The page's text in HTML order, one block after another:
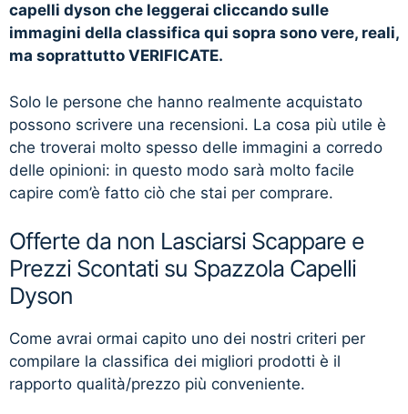
capelli dyson che leggerai cliccando sulle
immagini della classifica qui sopra sono vere, reali,
ma soprattutto VERIFICATE.
Solo le persone che hanno realmente acquistato
possono scrivere una recensioni. La cosa più utile è
che troverai molto spesso delle immagini a corredo
delle opinioni: in questo modo sarà molto facile
capire com’è fatto ciò che stai per comprare.
Offerte da non Lasciarsi Scappare e
Prezzi Scontati su Spazzola Capelli
Dyson
Come avrai ormai capito uno dei nostri criteri per
compilare la classifica dei migliori prodotti è il
rapporto qualità/prezzo più conveniente.